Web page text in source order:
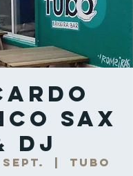
Sax
DJ
Tubo